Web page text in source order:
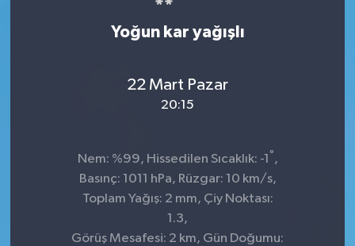
Yoğun kar yağışlı
22 Mart Pazar
20:15
Nem: %99, Hissedilen Sıcaklık: -1 ° ,
Basınç: 1011 hPa, Rüzgar: 10 km/s,
Toplam Yağış: 2 mm, Çiy Noktası:
1.3,
Görüş Mesafesi: 2 km, Gün Doğumu: